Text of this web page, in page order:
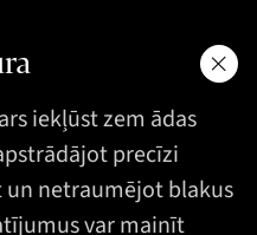
iekļūst zem ādas
precīzi
netraumējot blakus
var mainīt